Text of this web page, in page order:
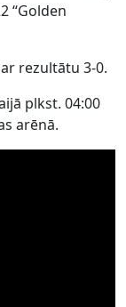
“Golden
rezultātu 3-0.
plkst. 04:00
arēnā.